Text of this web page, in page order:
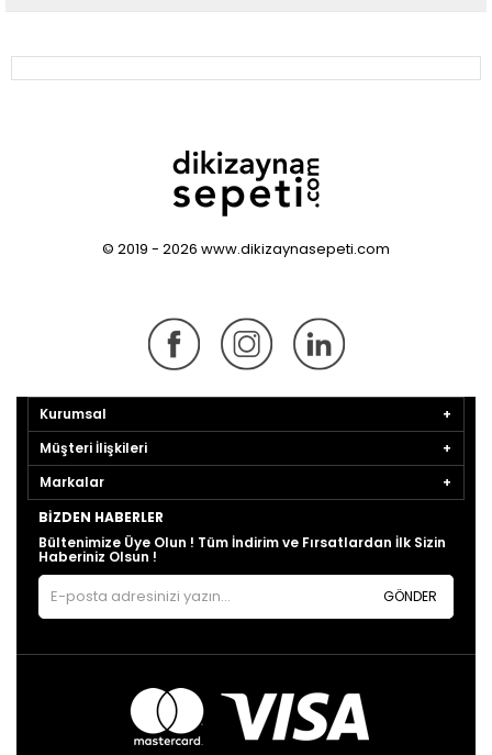
© 2019 - 2026 www.dikizaynasepeti.com
Kurumsal
Müşteri İlişkileri
Markalar
BIZDEN HABERLER
Bültenimize Üye Olun ! Tüm İndirim ve Fırsatlardan İlk Sizin
Haberiniz Olsun !
GÖNDER